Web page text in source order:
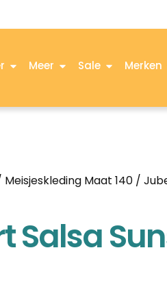
Meer Sale Merken
Meisjeskleding Maat 140 /
Salsa